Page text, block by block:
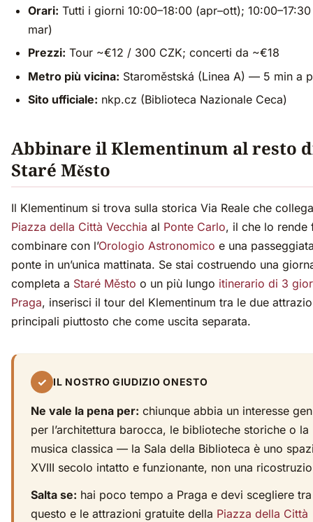
Orari: Tutti i giorni 10:00–18:00 (apr–ott);
mar)
Prezzi: Tour ~€12 / 300 CZK; concerti da ~€18
Metro più vicina: Staroměstská (Linea A) — 5 min a
Sito ufficiale: nkp.cz (Biblioteca Nazionale Ceca)
Abbinare il Klementinum al resto
Staré Město
Il Klementinum si trova sulla storica Via Reale che
Piazza della Città Vecchia al Ponte Carlo, il che lo rende
combinare con l’Orologio Astronomico e una
ponte in un’unica mattinata. Se stai costruendo una
completa a Staré Město o un più lungo itinerario di 3
Praga, inserisci il tour del Klementinum tra le due
principali piuttosto che come uscita separata.
✓ IL NOSTRO GIUDIZIO ONESTO
Ne vale la pena per: chiunque abbia un interesse
per l’architettura barocca, le biblioteche storiche o la
musica classica — la Sala della Biblioteca è uno
XVIII secolo intatto e funzionante, non una
Salta se: hai poco tempo a Praga e devi scegliere tra
questo e le attrazioni gratuite della Piazza della Città